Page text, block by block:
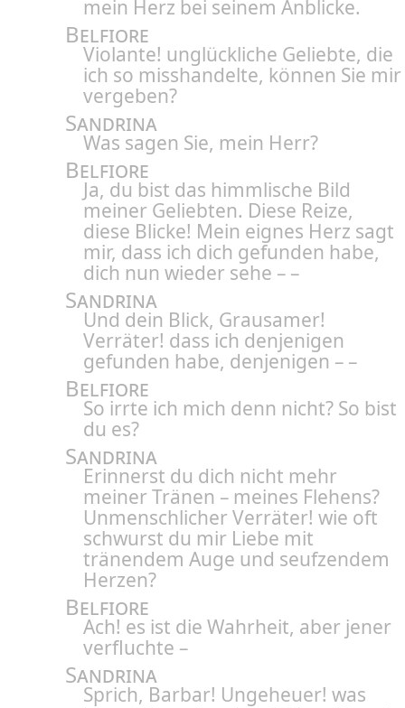
mein Herz bei seinem Anblicke.
Belfiore
Violante! unglückliche Geliebte, die
ich so misshandelte, können Sie mir
vergeben?
Sandrina
Was sagen Sie, mein Herr?
Belfiore
Ja, du bist das himmlische Bild
meiner Geliebten. Diese Reize,
diese Blicke! Mein eignes Herz sagt
mir, dass ich dich gefunden habe,
dich nun wieder sehe – –
Sandrina
Und dein Blick, Grausamer!
Verräter! dass ich denjenigen
gefunden habe, denjenigen – –
Belfiore
So irrte ich mich denn nicht? So bist
du es?
Sandrina
Erinnerst du dich nicht mehr
meiner Tränen – meines Flehens?
Unmenschlicher Verräter! wie oft
schwurst du mir Liebe mit
tränendem Auge und seufzendem
Herzen?
Belfiore
Ach! es ist die Wahrheit, aber jener
verfluchte –
Sandrina
Sprich, Barbar! Ungeheuer! was